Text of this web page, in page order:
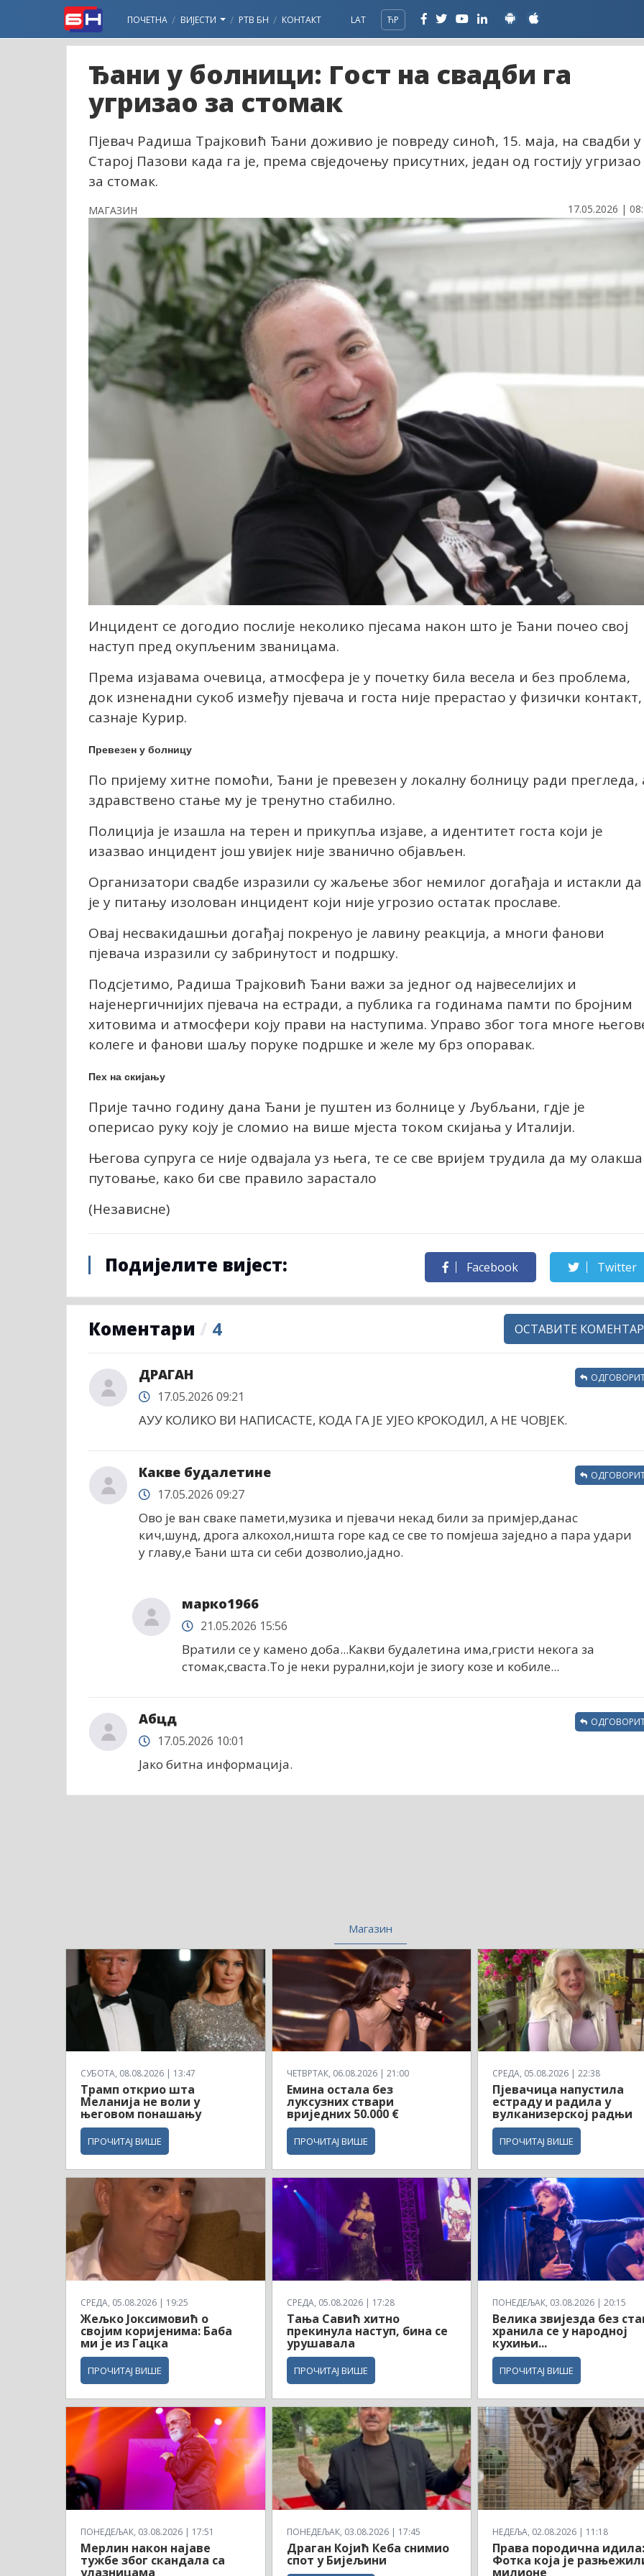
ПОЧЕТНА ВИЈЕСТИ РТВ БН КОНТАКТ LAT ЋР
Ђани у болници: Гост на свадби га
угризао за стомак
Пјевач Радиша Трајковић Ђани доживио је повреду синоћ, 15. маја, на свадби у
Старој Пазови када га је, према свједочењу присутних, један од гостију угризао
за стомак.
МАГАЗИН 17.05.2026 |
Инцидент се догодио послије неколико пјесама након што је Ђани почео свој
наступ пред окупљеним званицама.
Према изјавама очевица, атмосфера је у почетку била весела и без проблема,
док изненадни сукоб између пјевача и госта није прерастао у физички контакт,
сазнаје Курир.
Превезен у болницу
По пријему хитне помоћи, Ђани је превезен у локалну болницу ради прегледа,
здравствено стање му је тренутно стабилно.
Полиција је изашла на терен и прикупља изјаве, а идентитет госта који је
изазвао инцидент још увијек није званично објављен.
Организатори свадбе изразили су жаљење због немилог догађаја и истакли да
је у питању изолован инцидент који није угрозио остатак прославе.
Овај несвакидашњи догађај покренуо је лавину реакција, а многи фанови
пјевача изразили су забринутост и подршку.
Подсјетимо, Радиша Трајковић Ђани важи за једног од највеселијих и
најенергичнијих пјевача на естради, а публика га годинама памти по бројним
хитовима и атмосфери коју прави на наступима. Управо због тога многе
колеге и фанови шаљу поруке подршке и желе му брз опоравак.
Пех на скијању
Прије тачно годину дана Ђани је пуштен из болнице у Љубљани, гдје је
оперисао руку коју је сломио на више мјеста током скијања у Италији.
Његова супруга се није одвајала уз њега, те се све вријем трудила да му олакша
путовање, како би све правило зарастало
(Независне)
Подијелите вијест: Facebook Twitter
Коментари / 4 ОСТАВИТЕ КОМЕНТАР
ДРАГАН
17.05.2026 09:21
АУУ КОЛИКО ВИ НАПИСАСТЕ, КОДА ГА ЈЕ УЈЕО КРОКОДИЛ, А НЕ ЧОВЈЕК.
Какве будалетине
17.05.2026 09:27
Ово је ван сваке памети,музика и пјевачи некад били за примјер,данас
кич,шунд, дрога алкохол,ништа горе кад се све то помјеша заједно а пара удари
у главу,е Ђани шта си себи дозволио,јадно.
марко1966
21.05.2026 15:56
Вратили се у камено доба...Какви будалетина има,гристи некога за
стомак,сваста.То је неки рурални,који је зиогу козе и кобиле...
Абцд
17.05.2026 10:01
Јако битна информација.
Магазин
СУБОТА, 08.08.2026 | 13:47
Трамп открио шта
Меланија не воли у
његовом понашању
ПРОЧИТАЈ ВИШЕ
ЧЕТВРТАК, 06.08.2026 | 21:00
Емина остала без
луксузних ствари
вриједних 50.000 €
ПРОЧИТАЈ ВИШЕ
СРЕДА, 05.08.2026 | 22:38
Пјевачица напустила
естраду и радила у
вулканизерској радњи
ПРОЧИТАЈ ВИШЕ
СРЕДА, 05.08.2026 | 19:25
Жељко Јоксимовић о
својим коријенима: Баба
ми је из Гацка
ПРОЧИТАЈ ВИШЕ
СРЕДА, 05.08.2026 | 17:28
Тања Савић хитно
прекинула наступ, бина се
урушавала
ПРОЧИТАЈ ВИШЕ
ПОНЕДЕЉАК, 03.08.2026 | 20:15
Велика звијезда без
хранила се у народној
кухињи...
ПРОЧИТАЈ ВИШЕ
ПОНЕДЕЉАК, 03.08.2026 | 17:51
Мерлин након најаве
тужбе због скандала са
улазницама
ПОНЕДЕЉАК, 03.08.2026 | 17:45
Драган Којић Кеба снимио
спот у Бијељини
НЕДЕЉА, 02.08.2026 | 11:18
Права породична
Фотка која је
милионе